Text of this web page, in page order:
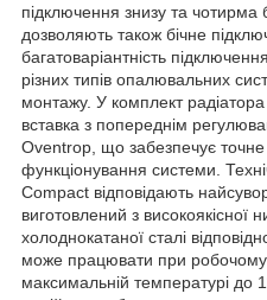
підключення знизу та
дозволяють також бічне
багатоваріантність
різних типів опалювальних
монтажу. У комплект
вставка з попереднім
Oventrop, що забезпечує
функціонування системи.
Compact відповідають
виготовлений з високоякісної
холоднокатаної сталі
може працювати при робочому
максимальній температурі до